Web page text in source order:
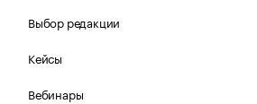
Выбор редакции
Кейсы
Вебинары